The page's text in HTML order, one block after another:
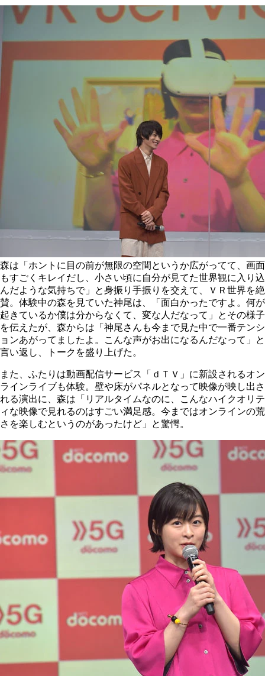
森は「ホントに目の前が無限の空間というか広がってて、画面
もすごくキレイだし、小さい頃に自分が見てた世界観に入り込
んだような気持ちで」と身振り手振りを交えて、ＶＲ世界を絶
賛。体験中の森を見ていた神尾は、「面白かったですよ。何が
起きているか僕は分からなくて、変な人だなって」とその様子
を伝えたが、森からは「神尾さんも今まで見た中で一番テンシ
ョンあがってましたよ。こんな声がお出になるんだなって」と
言い返し、トークを盛り上げた。
また、ふたりは動画配信サービス「ｄＴＶ」に新設されるオン
ラインライブも体験。壁や床がパネルとなって映像が映し出さ
れる演出に、森は「リアルタイムなのに、こんなハイクオリテ
ィな映像で見れるのはすごい満足感。今まではオンラインの荒
さを楽しむというのがあったけど」と驚愕。